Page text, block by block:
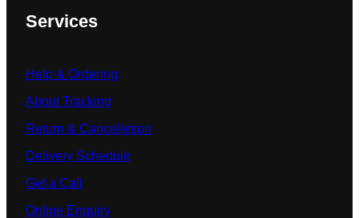
Services
Help & Ordering
About Tracking
Return & Cancelletion
Delivery Schedule
Get a Call
Online Enquiry